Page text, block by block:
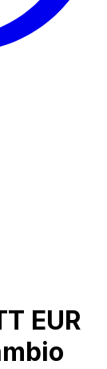
EUR